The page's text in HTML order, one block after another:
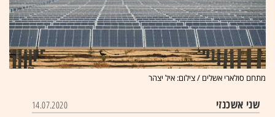
מתחם סולארי אשלים / צילום: איל יצהר
שני אשכנזי 14.07.2020